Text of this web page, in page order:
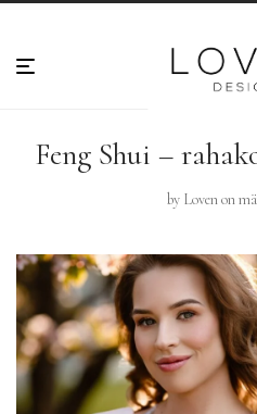
Feng Shui –
by Lovenon